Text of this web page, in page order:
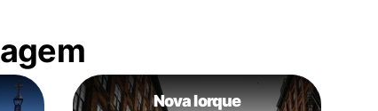
Nova Iorque